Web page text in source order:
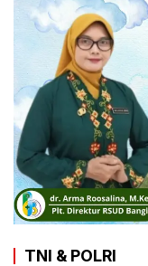
TNI & POLRI